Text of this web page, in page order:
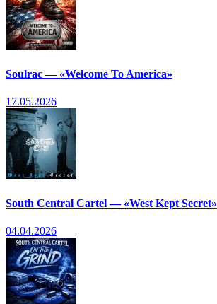
Soulrac — «Welcome To America»
17.05.2026
South Central Cartel — «West Kept Secret»
04.04.2026